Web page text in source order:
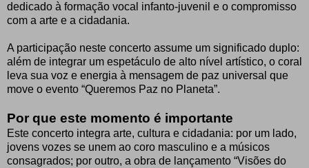
dedicado à formação vocal infanto-juvenil e o compromisso
com a arte e a cidadania.
A participação neste concerto assume um significado duplo:
além de integrar um espetáculo de alto nível artístico, o coral
leva sua voz e energia à mensagem de paz universal que
move o evento “Queremos Paz no Planeta”.
Por que este momento é importante
Este concerto integra arte, cultura e cidadania: por um lado,
jovens vozes se unem ao coro masculino e a músicos
consagrados; por outro, a obra de lançamento “Visões do